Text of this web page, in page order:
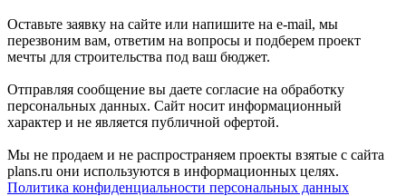
Оставьте заявку на сайте или напишите на e-mail, мы
перезвоним вам, ответим на вопросы и подберем проект
мечты для строительства под ваш бюджет.
Отправляя сообщение вы даете согласие на обработку
персональных данных. Сайт носит информационный
характер и не является публичной офертой.
Мы не продаем и не распространяем проекты взятые с сайта
plans.ru они используются в информационных целях.
Политика конфиденциальности персональных данных